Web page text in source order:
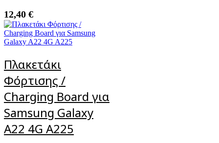
12,40 €
Πλακετάκι
Φόρτισης /
Charging Board για
Samsung Galaxy
A22 4G A225